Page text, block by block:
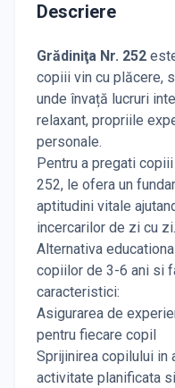
Descriere
Grădiniţa Nr. 252
copiii vin cu plăcere,
unde învață lucruri
relaxant, propriile
personale.
Pentru a pregati
252, le ofera un
aptitudini vitale
incercarilor de zi cu zi.
Alternativa
copiilor de 3-6 ani si
caracteristici:
Asigurarea de
pentru fiecare copil
Sprijinirea copilului in
activitate planificata